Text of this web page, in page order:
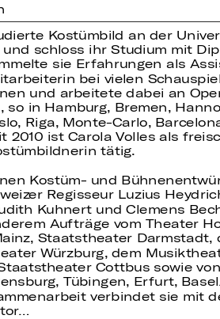
Kostümbild an der
schloss ihr Studium mit
sie Erfahrungen als
bei vielen
und arbeitete dabei an
so in Hamburg, Bremen,
Riga, Monte-Carlo,
2010 ist Carola Volles als
tätig.
Kostüm- und
Regisseur Luzius
Kuhnert und Clemens
Aufträge vom Theater
Staatstheater Darmstadt,
Würzburg, dem
Cottbus sowie
Tübingen, Erfurt,
verbindet sie mit